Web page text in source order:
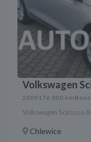
Volkswagen
2009 176 000 km
Volkswagen Scirocco
Chlewice